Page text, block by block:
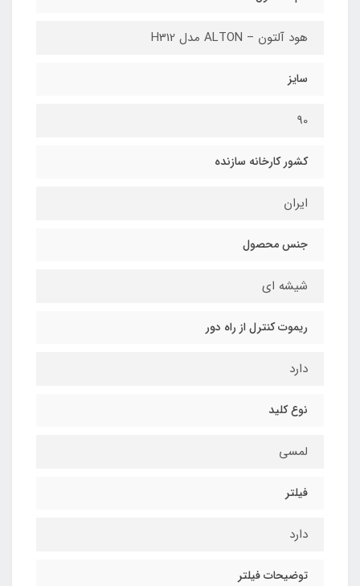
هود آلتون – ALTON مدل H312
سایز
90
کشور کارخانه سازنده
ایران
جنس محصول
شیشه ای
ریموت کنترل از راه دور
دارد
نوع کلید
لمسی
فیلتر
دارد
توضیحات فیلتر